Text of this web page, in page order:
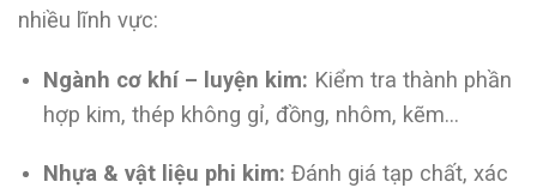
nhiều lĩnh vực:
Ngành cơ khí – luyện kim: Kiểm tra thành phần
hợp kim, thép không gỉ, đồng, nhôm, kẽm…
Nhựa & vật liệu phi kim: Đánh giá tạp chất, xác